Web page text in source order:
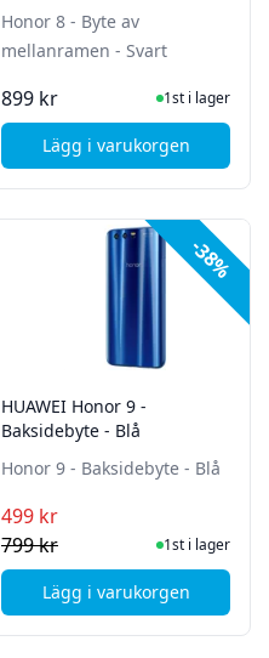
Honor 8 - Byte av
mellanramen - Svart
899 kr I Lager1st i lager
Lägg i varukorgen
-38%
HUAWEI Honor 9 -
Baksidebyte - Blå
Honor 9 - Baksidebyte - Blå
499 kr
799 kr
I Lager1st i lager
Lägg i varukorgen
, HUAWEI Honor